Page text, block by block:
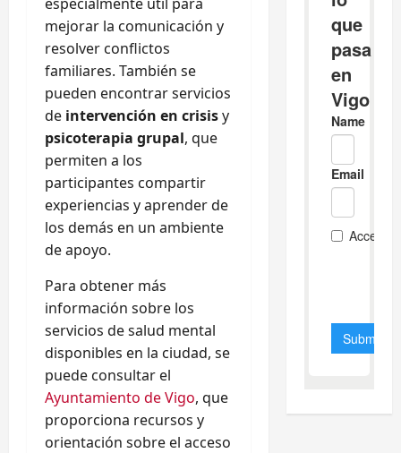
mejorar la comunicación y
resolver conflictos
familiares. También se
pueden encontrar servicios
de intervención en crisisy
psicoterapia grupal, que
permiten a los
participantes compartir
experiencias y aprender de
los demás en un ambiente
de apoyo.
Para obtener más
información sobre los
servicios de salud mental
disponibles en la ciudad, se
puede consultar el
Ayuntamiento de Vigo, que
proporciona recursos y
orientación sobre el acceso